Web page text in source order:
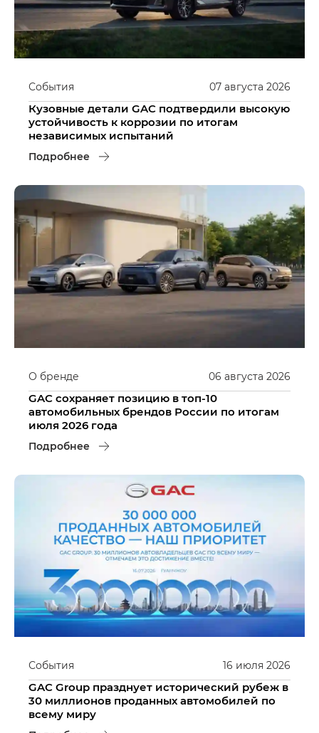
07 августа 2026
События
Кузовные детали GAC подтвердили высокую
устойчивость к коррозии по итогам
независимых испытаний
Подробнее
06 августа 2026
О бренде
GAC сохраняет позицию в топ-10
автомобильных брендов России по итогам
июля 2026 года
Подробнее
16 июля 2026
События
GAC Group празднует исторический рубеж в
30 миллионов проданных автомобилей по
всему миру